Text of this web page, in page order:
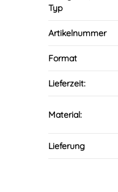
Typ
Artikelnummer
Format
Lieferzeit:
Material:
Lieferung